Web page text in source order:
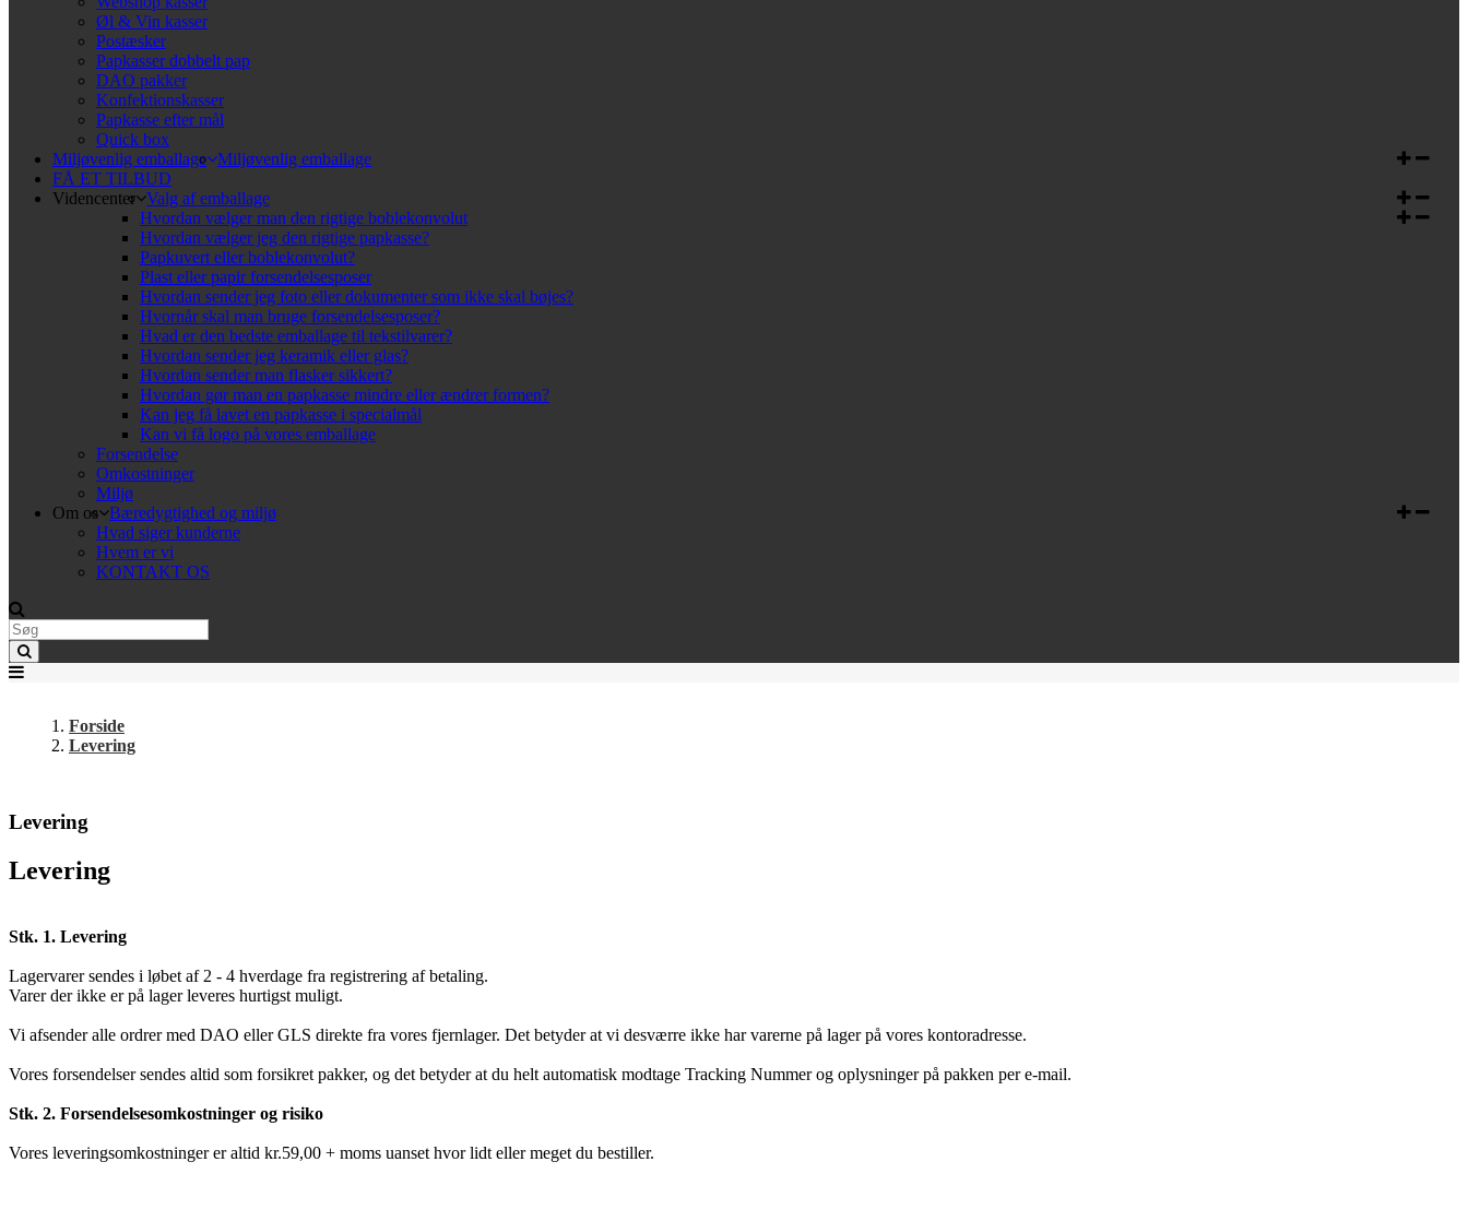
Øl & Vin kasser
Postæsker
Papkasser dobbelt pap
DAO pakker
Konfektionskasser
Papkasse efter mål
Quick box
Miljøvenlig emballage Miljøvenlig emballage
FÅ ET TILBUD
Videncenter Valg af emballage
Hvordan vælger man den rigtige boblekonvolut
Hvordan vælger jeg den rigtige papkasse?
Papkuvert eller boblekonvolut?
Plast eller papir forsendelsesposer
Hvordan sender jeg foto eller dokumenter som ikke skal bøjes?
Hvornår skal man bruge forsendelsesposer?
Hvad er den bedste emballage til tekstilvarer?
Hvordan sender jeg keramik eller glas?
Hvordan sender man flasker sikkert?
Hvordan gør man en papkasse mindre eller ændrer formen?
Kan jeg få lavet en papkasse i specialmål
Kan vi få logo på vores emballage
Forsendelse
Omkostninger
Miljø
Om os Bæredygtighed og miljø
Hvad siger kunderne
Hvem er vi
KONTAKT OS
Forside
Levering
Levering
Levering
Stk. 1. Levering
Lagervarer sendes i løbet af 2 - 4 hverdage fra registrering af betaling.
Varer der ikke er på lager leveres hurtigst muligt.
Vi afsender alle ordrer med DAO eller GLS direkte fra vores fjernlager. Det betyder at vi desværre ikke har varerne på lager på vores kontoradresse.
Vores forsendelser sendes altid som forsikret pakker, og det betyder at du helt automatisk modtage Tracking Nummer og oplysninger på pakken per e-mail.
Stk. 2. Forsendelsesomkostninger og risiko
Vores leveringsomkostninger er altid kr.59,00 + moms uanset hvor lidt eller meget du bestiller.